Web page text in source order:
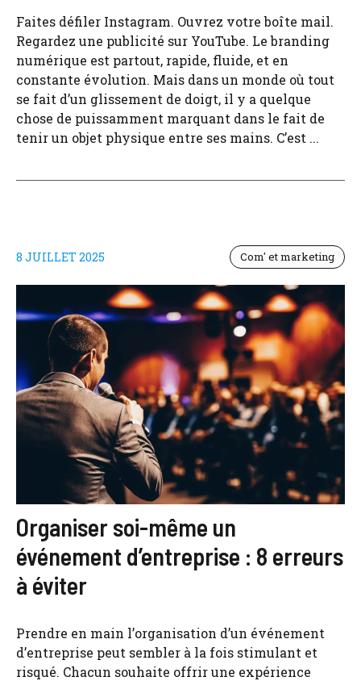
Faites défiler Instagram. Ouvrez votre boîte mail.
Regardez une publicité sur YouTube. Le branding
numérique est partout, rapide, fluide, et en
constante évolution. Mais dans un monde où tout
se fait d’un glissement de doigt, il y a quelque
chose de puissamment marquant dans le fait de
tenir un objet physique entre ses mains. C’est ...
8 JUILLET 2025 Com' et marketing
Organiser soi-même un
événement d’entreprise : 8 erreurs
à éviter
Prendre en main l’organisation d’un événement
d’entreprise peut sembler à la fois stimulant et
risqué. Chacun souhaite offrir une expérience